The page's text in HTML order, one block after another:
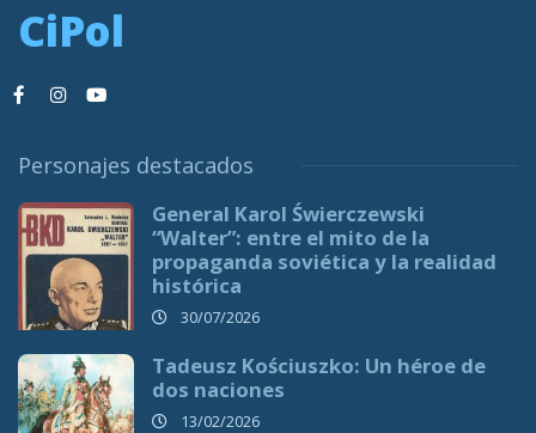
CiPol
Personajes destacados
General Karol Świerczewski
“Walter”: entre el mito de la
propaganda soviética y la realidad
histórica
30/07/2026
Tadeusz Kościuszko: Un héroe de
dos naciones
13/02/2026